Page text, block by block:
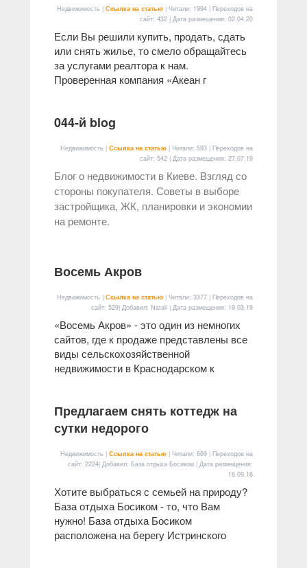
Недвижимость | Ссылка на статью | Читали: 1994 | Переходов на
сайт: 432 | Дата размещения: 02.04.20
Если Вы решили купить, продать, сдать
или снять жилье, то смело обращайтесь
за услугами реалтора к нам.
Проверенная компания «Акеан г
044-й blog
Недвижимость | Ссылка на статью | Читали: 593 | Переходов на
сайт: 542 | Дата размещения: 27.07.19
Блог о недвижимости в Киеве. Взгляд со
стороны покупателя. Советы в выборе
застройщика, ЖК, планировки и экономии
на ремонте.
Восемь Акров
Недвижимость | Ссылка на статью | Читали: 3377 | Переходов на
сайт: 529| Добавил: Natali | Дата размещения: 19.03.19
«Восемь Акров» - это один из немногих
сайтов, где к продаже представлены все
виды сельскохозяйственной
недвижимости в Краснодарском к
Предлагаем снять коттедж на
сутки недорого
Недвижимость | Ссылка на статью | Читали: 669 | Переходов на
сайт: 2224| Добавил: База отдыха Босиком | Дата размещения:
16.09.16
Хотите выбраться с семьей на природу?
База отдыха Босиком - то, что Вам
нужно! База отдыха Босиком
расположена на берегу Истринского